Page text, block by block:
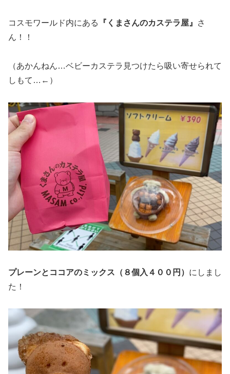
コスモワールド内にある 『くまさんのカステラ屋』
さ
ん！！
（あかんねん…ベビーカステラ見つけたら吸い寄せられて
しもて…←）
プレーンとココアのミックス（８個入４００円） にしまし
た！